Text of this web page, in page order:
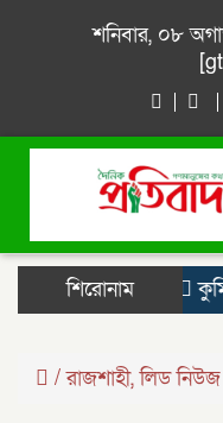
শনিবার, ০৮
শিরোনাম
/রাজশাহী,লিড নিউজ